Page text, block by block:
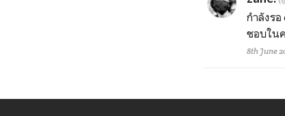
กำลังรอ
ชอบใน
8th June